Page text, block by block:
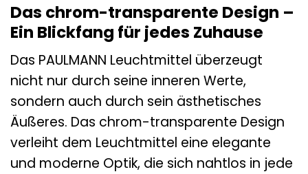
Das chrom-transparente Design –
Ein Blickfang für jedes Zuhause
Das PAULMANN Leuchtmittel überzeugt
nicht nur durch seine inneren Werte,
sondern auch durch sein ästhetisches
Äußeres. Das chrom-transparente Design
verleiht dem Leuchtmittel eine elegante
und moderne Optik, die sich nahtlos in jede